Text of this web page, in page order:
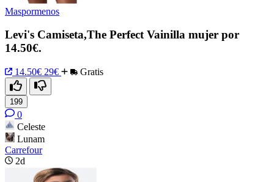
Maspormenos
Levi's Camiseta,The Perfect Vainilla mujer por
14.50€.
14.50€ 29€ Gratis
199
0
Celeste
Lunam
Carrefour
2d